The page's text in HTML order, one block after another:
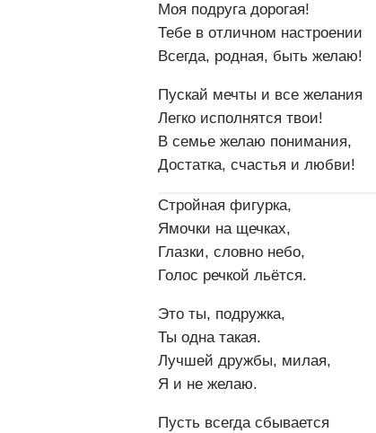
Моя подруга дорогая!
Тебе в отличном настроении
Всегда, родная, быть желаю!
Пускай мечты и все желания
Легко исполнятся твои!
В семье желаю понимания,
Достатка, счастья и любви!
Стройная фигурка,
Ямочки на щечках,
Глазки, словно небо,
Голос речкой льётся.
Это ты, подружка,
Ты одна такая.
Лучшей дружбы, милая,
Я и не желаю.
Пусть всегда сбывается